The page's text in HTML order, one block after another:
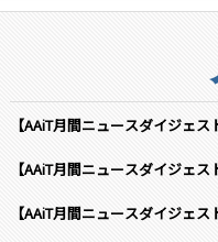
【AAiT月間ニュースダイジェ
【AAiT月間ニュースダイジェ
【AAiT月間ニュースダイジェ